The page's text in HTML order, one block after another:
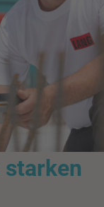
starken